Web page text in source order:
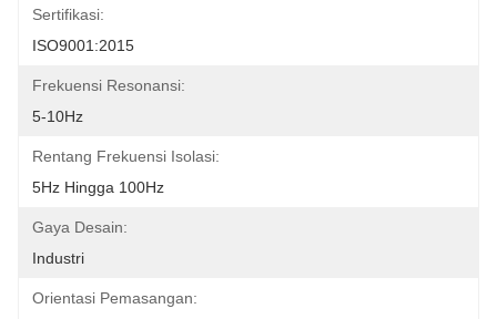
Sertifikasi:
ISO9001:2015
Frekuensi Resonansi:
5-10Hz
Rentang Frekuensi Isolasi:
5Hz Hingga 100Hz
Gaya Desain:
Industri
Orientasi Pemasangan: